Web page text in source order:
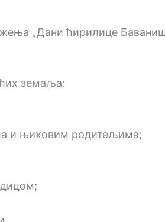
„Дани ћирилице
земаља:
и њиховим родитељима;